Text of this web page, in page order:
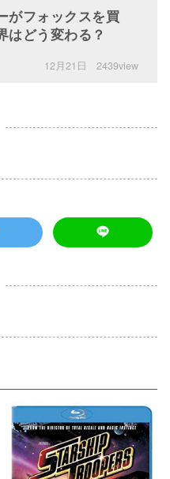
がフォックスを買
はどう変わる？
12月21日 2439view